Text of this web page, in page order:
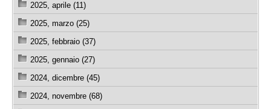
2025, aprile (11)
2025, marzo (25)
2025, febbraio (37)
2025, gennaio (27)
2024, dicembre (45)
2024, novembre (68)